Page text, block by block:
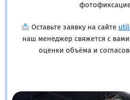
Оставьте заявку на сайте
наш менеджер свяжется с
оценки объёма и